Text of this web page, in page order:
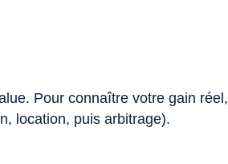
Pour connaître votre gain
location, puis arbitrage).